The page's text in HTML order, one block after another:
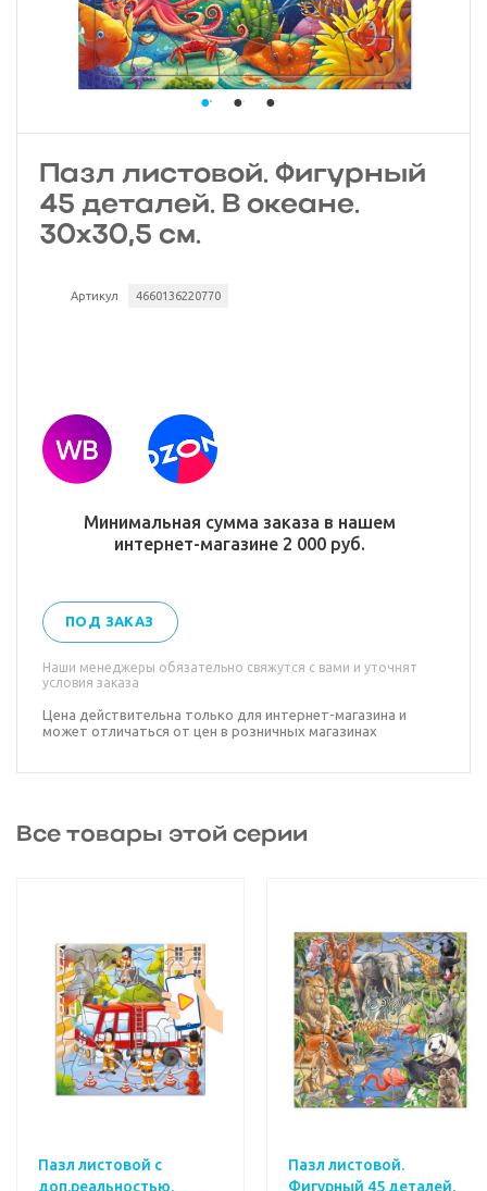
Пазл листовой. Фигурный
45 деталей. В океане.
30х30,5 см.
Артикул 4660136220770
Минимальная сумма заказа в нашем
интернет-магазине 2 000 руб.
ПОД ЗАКАЗ
Наши менеджеры обязательно свяжутся с вами и уточнят
условия заказа
Цена действительна только для интернет-магазина и
может отличаться от цен в розничных магазинах
Все товары этой серии
Пазл листовой с
доп.реальностью.
Пазл листовой.
Фигурный 45 деталей.